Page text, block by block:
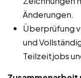
Änderungen.
Überprüfung
und
Teilzeitjobs